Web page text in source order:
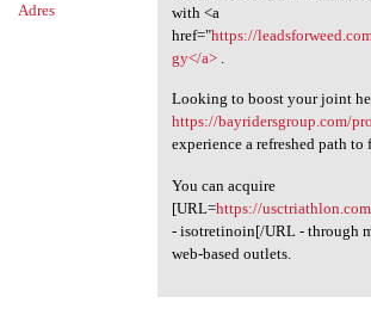
Adres
with <a
href="https://
gy</a>.
Looking to boost your joint
https://bayridersgroup.com/
experience a refreshed path
You can acquire
[URL=https://
- isotretinoin[/URL - through
web-based outlets.